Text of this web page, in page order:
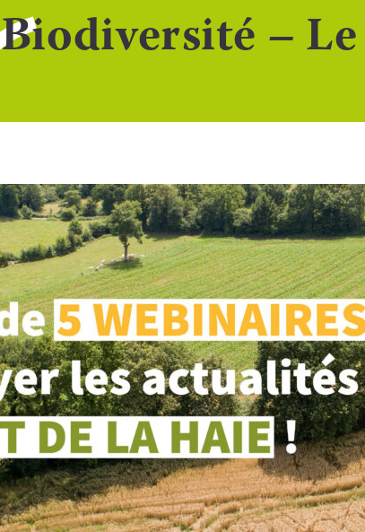
Biodiversité –